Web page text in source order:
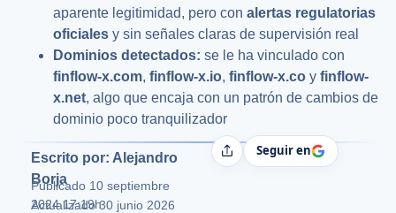
aparente legitimidad, pero con alertas regulatorias
oficiales y sin señales claras de supervisión real
Dominios detectados: se le ha vinculado con
finflow-x.com, finflow-x.io, finflow-x.co y finflow-
x.net, algo que encaja con un patrón de cambios de
dominio poco tranquilizador
Escrito por: Alejandro
Borja
Publicado 10 septiembre
2024 17:19h
Actualizado 30 junio 2026
CompartirSeguir en